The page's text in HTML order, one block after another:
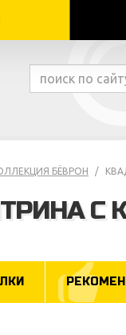
БЁВРОН
С